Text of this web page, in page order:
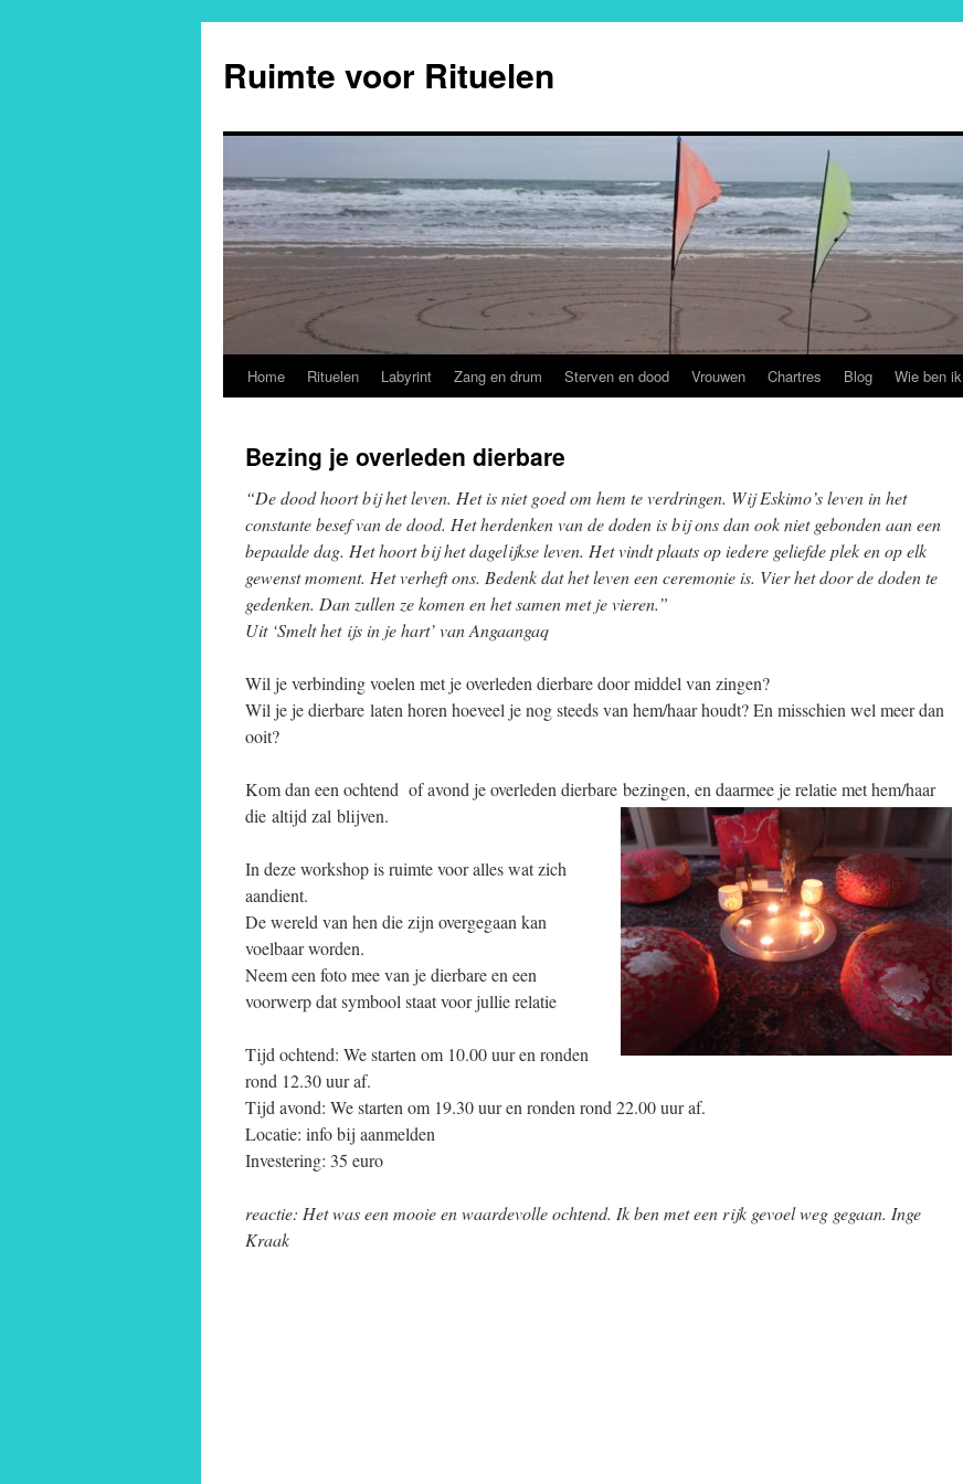
de
inhoud
Ruimte voor Rituelen
Home Rituelen Labyrint Zang en drum Sterven en dood Vrouwen Chartres Blog Wie ben ik
Bezing je overleden dierbare
“De dood hoort bij het leven. Het is niet goed om hem te verdringen. Wij Eskimo’s leven in het
constante besef van de dood. Het herdenken van de doden is bij ons dan ook niet gebonden aan een
bepaalde dag. Het hoort bij het dagelijkse leven. Het vindt plaats op iedere geliefde plek en op elk
gewenst moment. Het verheft ons. Bedenk dat het leven een ceremonie is. Vier het door de doden te
gedenken. Dan zullen ze komen en het samen met je vieren.”
Uit ‘Smelt het ijs in je hart’ van Angaangaq
Wil je verbinding voelen met je overleden dierbare door middel van zingen?
Wil je je dierbare laten horen hoeveel je nog steeds van hem/haar houdt? En misschien wel meer dan
ooit?
Kom dan een ochtend of avond je overleden dierbare bezingen, en daarmee je relatie met hem/haar
die altijd zal blijven.
In deze workshop is ruimte voor alles wat zich
aandient.
De wereld van hen die zijn overgegaan kan
voelbaar worden.
Neem een foto mee van je dierbare en een
voorwerp dat symbool staat voor jullie relatie
Tijd ochtend: We starten om 10.00 uur en ronden
rond 12.30 uur af.
Tijd avond: We starten om 19.30 uur en ronden rond 22.00 uur af.
Locatie: info bij aanmelden
Investering: 35 euro
reactie: Het was een mooie en waardevolle ochtend. Ik ben met een rijk gevoel weg gegaan. Inge
Kraak